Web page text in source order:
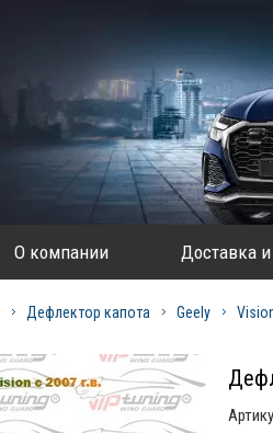
О компании Доставка и
Дефлектор капота Geely